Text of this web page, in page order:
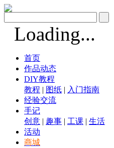
Loading...
首页
作品动态
DIY教程
教程 | 图纸 | 入门指南
经验交流
手记
创意 | 趣事 | 工课 | 生活
活动
商城